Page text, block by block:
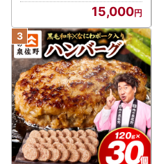
15,000